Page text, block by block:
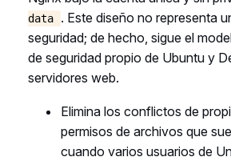
data
. Este diseño no representa
seguridad; de hecho, sigue el
de seguridad propio de Ubuntu y
servidores web.
Elimina los conflictos de
permisos de archivos que
cuando varios usuarios de